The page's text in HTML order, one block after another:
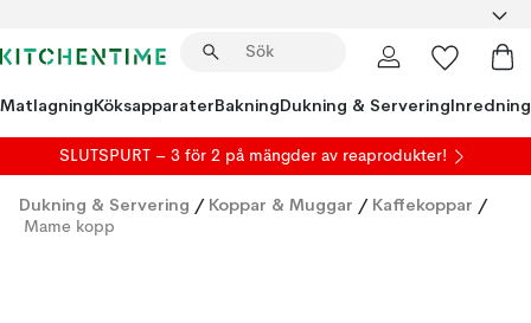
MatlagningKöksapparaterBakningDukning & ServeringInredning
SLUTSPURT – 3 för 2 på mängder av reaprodukter!
Dukning & Servering / Koppar & Muggar / Kaffekoppar /
Mame kopp